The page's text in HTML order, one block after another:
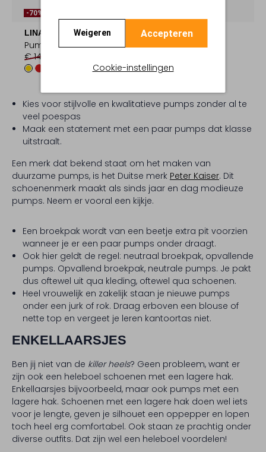
Weigeren Accepteren
Cookie-instellingen
-70%
LINA LOCCHI
Pumps
€ 149,99
PETER KAISER
Pumps
Kies voor stijlvolle en kwalitatieve pumps zonder al te
veel poespas
Maak een statement met een paar pumps dat klasse
uitstraalt.
Een merk dat bekend staat om het maken van
duurzame pumps, is het Duitse merk Peter Kaiser. Dit
schoenenmerk maakt als sinds jaar en dag modieuze
pumps. Neem er vooral een kijkje.
Een broekpak wordt van een beetje extra pit voorzien
wanneer je er een paar pumps onder draagt.
Ook hier geldt de regel: neutraal broekpak, opvallende
pumps. Opvallend broekpak, neutrale pumps. Je pakt
dus oftewel uit qua kleding, oftewel qua schoenen.
Heel vrouwelijk en zakelijk staan je nieuwe pumps
onder een jurk of rok. Draag erboven een blouse of
nette top en vergeet je leren kantoortas niet.
ENKELLAARSJES
Ben jij niet van de killer heels? Geen probleem, want er
zijn ook een heleboel schoenen met een lagere hak.
Enkellaarsjes bijvoorbeeld, maar ook pumps met een
lagere hak. Schoenen met een lagere hak doen wel iets
voor je lengte, geven je silhouet een oppepper en lopen
toch heel erg comfortabel. Ook staan ze prachtig onder
diverse outfits. Dat zijn wel een heleboel voordelen!